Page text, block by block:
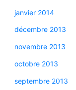
janvier 2014
décembre 2013
novembre 2013
octobre 2013
septembre 2013